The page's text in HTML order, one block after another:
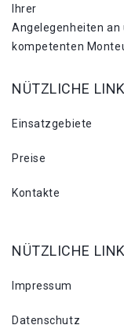
Ihrer
Angelegenheiten an
kompetenten
NÜTZLICHE
Einsatzgebiete
Preise
Kontakte
NÜTZLICHE
Impressum
Datenschutz